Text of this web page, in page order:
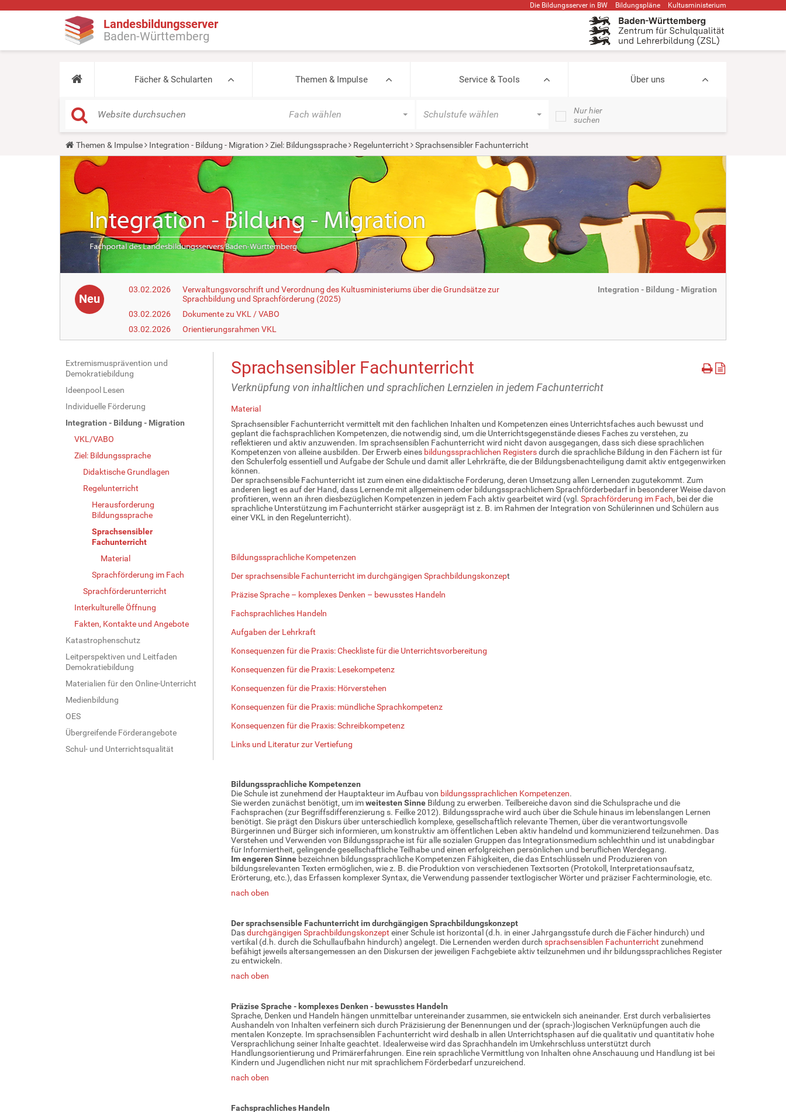
Die Bildungsserver in BW Bildungspläne Kultusministerium
Landesbildungsserver
Baden-Württemberg
Fächer & Schularten Themen & Impulse Service & Tools Über uns
Fach wählen Schulstufe wählen
Nur hier
suchen
Y
o
u
:
Themen & Impulse Integration - Bildung - Migration Ziel: Bildungssprache Regelunterricht Sprachsensibler Fachunterricht
Neu
03.02.2026
Verwaltungsvorschrift und Verordnung des Kultusministeriums über die Grundsätze zur
Sprachbildung und Sprachförderung (2025)
03.02.2026
Dokumente zu VKL / VABO
03.02.2026
Orientierungsrahmen VKL
Integration - Bildung - Migration
N
a
v
i
g
Extremismusprävention und
Demokratiebildung
Ideenpool Lesen
Individuelle Förderung
Integration - Bildung - Migration
VKL/VABO
Ziel: Bildungssprache
Didaktische Grundlagen
Regelunterricht
Herausforderung
Bildungssprache
Sprachsensibler
Fachunterricht
Material
Sprachförderung im Fach
Sprachförderunterricht
Interkulturelle Öffnung
Fakten, Kontakte und Angebote
Katastrophenschutz
Leitperspektiven und Leitfaden
Demokratiebildung
Materialien für den Online-Unterricht
Medienbildung
OES
Übergreifende Förderangebote
Schul- und Unterrichtsqualität
Sprachsensibler Fachunterricht
Verknüpfung von inhaltlichen und sprachlichen Lernzielen in jedem Fachunterricht
Material
Sprachsensibler Fachunterricht vermittelt mit den fachlichen Inhalten und Kompetenzen eines Unterrichtsfaches auch bewusst und
geplant die fachsprachlichen Kompetenzen, die notwendig sind, um die Unterrichtsgegenstände dieses Faches zu verstehen, zu
reflektieren und aktiv anzuwenden. Im sprachsensiblen Fachunterricht wird nicht davon ausgegangen, dass sich diese sprachlichen
Kompetenzen von alleine ausbilden. Der Erwerb eines bildungssprachlichen Registersdurch die sprachliche Bildung in den Fächern ist für
den Schulerfolg essentiell und Aufgabe der Schule und damit aller Lehrkräfte, die der Bildungsbenachteiligung damit aktiv entgegenwirken
können.
Der sprachsensible Fachunterricht ist zum einen eine didaktische Forderung, deren Umsetzung allen Lernenden zugutekommt. Zum
anderen liegt es auf der Hand, dass Lernende mit allgemeinem oder bildungssprachlichem Sprachförderbedarf in besonderer Weise davon
profitieren, wenn an ihren diesbezüglichen Kompetenzen in jedem Fach aktiv gearbeitet wird (vgl. Sprachförderung im Fach, bei der die
sprachliche Unterstützung im Fachunterricht stärker ausgeprägt ist z. B. im Rahmen der Integration von Schülerinnen und Schülern aus
einer VKL in den Regelunterricht).
Bildungssprachliche Kompetenzen
Der sprachsensible Fachunterricht im durchgängigen Sprachbildungskonzept
Präzise Sprache – komplexes Denken – bewusstes Handeln
Fachsprachliches Handeln
Aufgaben der Lehrkraft
Konsequenzen für die Praxis: Checkliste für die Unterrichtsvorbereitung
Konsequenzen für die Praxis: Lesekompetenz
Konsequenzen für die Praxis: Hörverstehen
Konsequenzen für die Praxis: mündliche Sprachkompetenz
Konsequenzen für die Praxis: Schreibkompetenz
Links und Literatur zur Vertiefung
Bildungssprachliche Kompetenzen
Die Schule ist zunehmend der Hauptakteur im Aufbau von bildungssprachlichen Kompetenzen.
Sie werden zunächst benötigt, um imweitesten SinneBildung zu erwerben. Teilbereiche davon sind die Schulsprache und die
Fachsprachen (zur Begriffsdifferenzierung s. Feilke 2012). Bildungssprache wird auch über die Schule hinaus im lebenslangen Lernen
benötigt. Sie prägt den Diskurs über unterschiedlich komplexe, gesellschaftlich relevante Themen, über die verantwortungsvolle
Bürgerinnen und Bürger sich informieren, um konstruktiv am öffentlichen Leben aktiv handelnd und kommunizierend teilzunehmen. Das
Verstehen und Verwenden von Bildungssprache ist für alle sozialen Gruppen das Integrationsmedium schlechthin und ist unabdingbar
für Informiertheit, gelingende gesellschaftliche Teilhabe und einen erfolgreichen persönlichen und beruflichen Werdegang.
Im engeren Sinnebezeichnen bildungssprachliche Kompetenzen Fähigkeiten, die das Entschlüsseln und Produzieren von
bildungsrelevanten Texten ermöglichen, wie z. B. die Produktion von verschiedenen Textsorten (Protokoll, Interpretationsaufsatz,
Erörterung, etc.), das Erfassen komplexer Syntax, die Verwendung passender textlogischer Wörter und präziser Fachterminologie, etc.
nach oben
Der sprachsensible Fachunterricht im durchgängigen Sprachbildungskonzept
Dasdurchgängigen Sprachbildungskonzept einer Schule ist horizontal (d.h. in einer Jahrgangsstufe durch die Fächer hindurch) und
vertikal (d.h. durch die Schullaufbahn hindurch) angelegt. Die Lernenden werden durch sprachsensiblen Fachunterricht zunehmend
befähigt jeweils altersangemessen an den Diskursen der jeweiligen Fachgebiete aktiv teilzunehmen und ihr bildungssprachliches Register
zu entwickeln.
nach oben
Präzise Sprache - komplexes Denken - bewusstes Handeln
Sprache, Denken und Handeln hängen unmittelbar untereinander zusammen, sie entwickeln sich aneinander. Erst durch verbalisiertes
Aushandeln von Inhalten verfeinern sich durch Präzisierung der Benennungen und der (sprach-)logischen Verknüpfungen auch die
mentalen Konzepte. Im sprachsensiblen Fachunterricht wird deshalb in allen Unterrichtsphasen auf die qualitativ und quantitativ hohe
Versprachlichung seiner Inhalte geachtet. Idealerweise wird das Sprachhandeln im Umkehrschluss unterstützt durch
Handlungsorientierung und Primärerfahrungen. Eine rein sprachliche Vermittlung von Inhalten ohne Anschauung und Handlung ist bei
Kindern und Jugendlichen nicht nur mit sprachlichem Förderbedarf unzureichend.
nach oben
Fachsprachliches Handeln